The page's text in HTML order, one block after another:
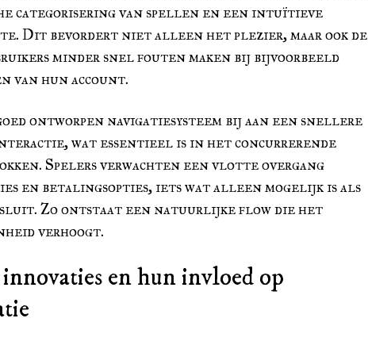
categorisering van spellen en een intuïtieve
Dit bevordert niet alleen het plezier, maar ook de
minder snel fouten maken bij bijvoorbeeld
van hun account.
ontworpen navigatiesysteem bij aan een snellere
wat essentieel is in het concurrerende
Spelers verwachten een vlotte overgang
en betalingsopties, iets wat alleen mogelijk is als
Zo ontstaat een natuurlijke flow die het
verhoogt.
en hun invloed op